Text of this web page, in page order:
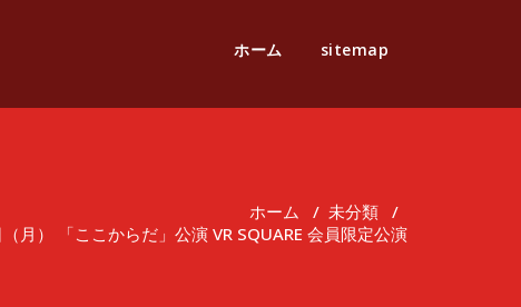
ホーム sitemap
ホーム / 未分類 /
月） 「ここからだ」公演 VR SQUARE 会員限定公演